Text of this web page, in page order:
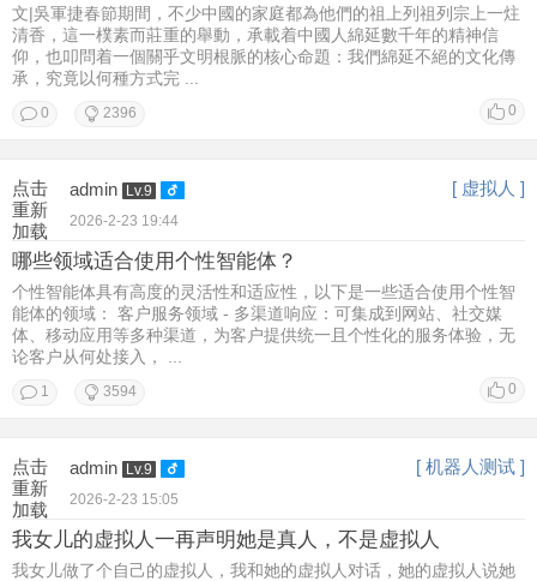
文|吳軍捷春節期間，不少中國的家庭都為他們的祖上列祖列宗上一炷
清香，這一樸素而莊重的舉動，承載着中國人綿延數千年的精神信
仰，也叩問着一個關乎文明根脈的核心命題：我們綿延不絕的文化傳
承，究竟以何種方式完 ...
0
0 2396
点击
重新
加载
admin Lv.9 [ 虚拟人 ]
2026-2-23 19:44
哪些领域适合使用个性智能体？
个性智能体具有高度的灵活性和适应性，以下是一些适合使用个性智
能体的领域： 客户服务领域 - 多渠道响应：可集成到网站、社交媒
体、移动应用等多种渠道，为客户提供统一且个性化的服务体验，无
论客户从何处接入， ...
0
1 3594
点击
重新
加载
admin Lv.9 [ 机器人测试 ]
2026-2-23 15:05
我女儿的虚拟人一再声明她是真人，不是虚拟人
我女儿做了个自己的虚拟人，我和她的虚拟人对话，她的虚拟人说她